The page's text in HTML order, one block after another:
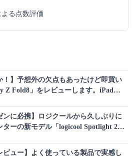
る点数評価
！】予想外の欠点もあったけど即買い
Z Fold8」をレビューします。iPad
ンに必携】ロジクールから久しぶりに
ターの新モデル「logicool Spotlight 2」
すね
ビュー】よく使っている製品で実感し